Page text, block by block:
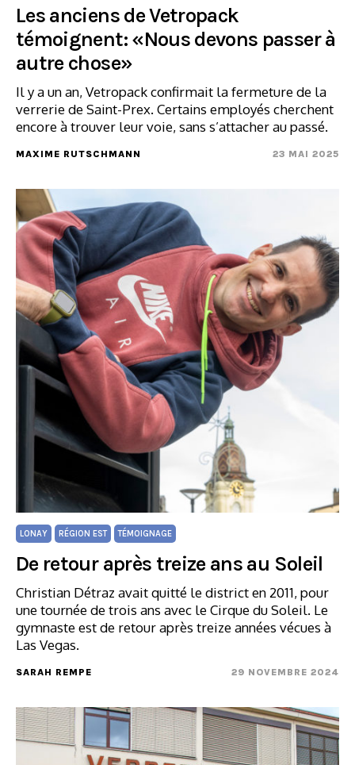
Les anciens de Vetropack
témoignent: «Nous devons passer à
autre chose»
Il y a un an, Vetropack confirmait la fermeture de la
verrerie de Saint-Prex. Certains employés cherchent
encore à trouver leur voie, sans s’attacher au passé.
MAXIME RUTSCHMANN 23 MAI 2025
LONAY RÉGION EST TÉMOIGNAGE
De retour après treize ans au Soleil
Christian Détraz avait quitté le district en 2011, pour
une tournée de trois ans avec le Cirque du Soleil. Le
gymnaste est de retour après treize années vécues à
Las Vegas.
SARAH REMPE 29 NOVEMBRE 2024